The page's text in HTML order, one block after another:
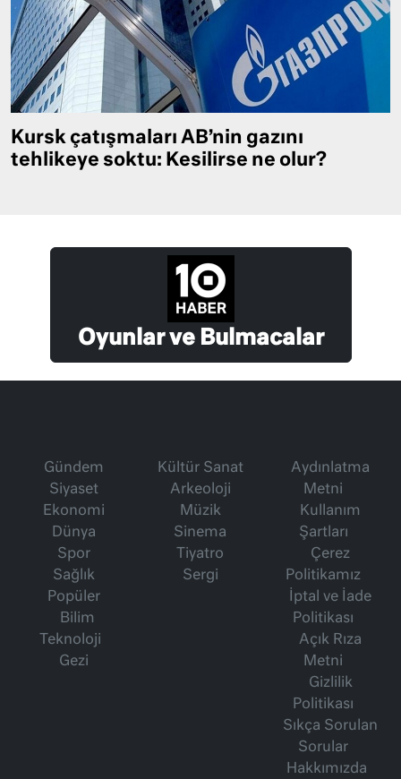
Kursk çatışmaları AB’nin gazını
tehlikeye soktu: Kesilirse ne olur?
Oyunlar ve Bulmacalar
Gündem
Siyaset
Ekonomi
Dünya
Spor
Sağlık
Popüler
Bilim
Teknoloji
Gezi
Kültür Sanat
Arkeoloji
Müzik
Sinema
Tiyatro
Sergi
Aydınlatma
Metni
Kullanım
Şartları
Çerez
Politikamız
İptal ve İade
Politikası
Açık Rıza
Metni
Gizlilik
Politikası
Sıkça Sorulan
Sorular
Hakkımızda